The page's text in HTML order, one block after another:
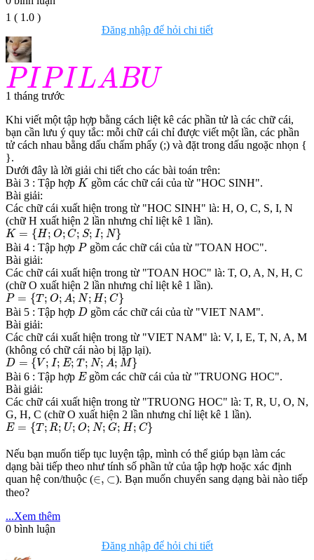
1 ( 1.0 )
Đăng nhập để hỏi chi tiết
PIPILABU
PIPILABU
1 tháng trước
Khi viết một tập hợp bằng cách liệt kê các phần tử là các chữ cái,
bạn cần lưu ý quy tắc: mỗi chữ cái chỉ được viết một lần, các phần
tử cách nhau bằng dấu chấm phẩy (;) và đặt trong dấu ngoặc nhọn {
}.
Dưới đây là lời giải chi tiết cho các bài toán trên:
Bài 3 : Tập hợp K
Kgồm các chữ cái của từ "HOC SINH".
Bài giải:
Các chữ cái xuất hiện trong từ "HOC SINH" là: H, O, C, S, I, N
(chữ H xuất hiện 2 lần nhưng chỉ liệt kê 1 lần).
K = {H; O; C; S; I; N}
K={ H; O;C;S;I;N }
Bài 4 : Tập hợp P
P gồm các chữ cái của từ "TOAN HOC".
Bài giải:
Các chữ cái xuất hiện trong từ "TOAN HOC" là: T, O, A, N, H, C
(chữ O xuất hiện 2 lần nhưng chỉ liệt kê 1 lần).
P = {T ; O; A; N; H; C}
P={T;O;A;N;H;C}
Bài 5 : Tập hợp D
D gồm các chữ cái của từ "VIET NAM".
Bài giải:
Các chữ cái xuất hiện trong từ "VIET NAM" là: V, I, E, T, N, A, M
(không có chữ cái nào bị lặp lại).
D = {V ; I; E; T ; N; A; M}
D={V;I;E; T;N;A;M}
Bài 6 : Tập hợp E
Egồm các chữ cái của từ "TRUONG HOC".
Bài giải:
Các chữ cái xuất hiện trong từ "TRUONG HOC" là: T, R, U, O, N,
G, H, C (chữ O xuất hiện 2 lần nhưng chỉ liệt kê 1 lần).
E = {T ; R; U; O; N; G; H; C}
E= {T;R;U;O;N G;H;C}
Nếu bạn muốn tiếp tục luyện tập, mình có thể giúp bạn làm các
dạng bài tiếp theo như tính số phần tử của tập hợp hoặc xác định
quan hệ con/thuộc (∈, ⊂
∈ ⊂). Bạn muốn chuyển sang dạng bài nào tiếp
theo?
...Xem thêm
0 bình luận
Đăng nhập để hỏi chi tiết